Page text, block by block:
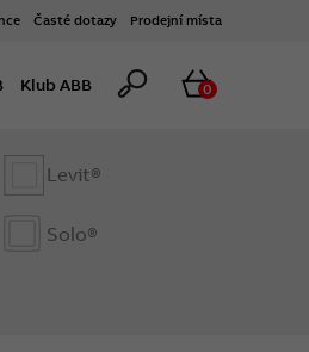
Časté dotazy Prodejní místa
Klub ABB Hledat
0
Levit®
Solo®